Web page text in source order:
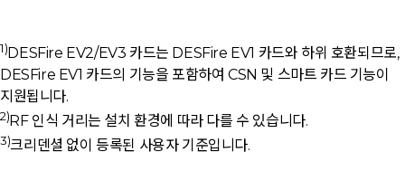
1)DESFire EV2/EV3 카드는 DESFire EV1 카드와 하위 호환되므로,
DESFire EV1 카드의 기능을 포함하여 CSN 및 스마트 카드 기능이
지원됩니다.
2)RF 인식 거리는 설치 환경에 따라 다를 수 있습니다.
3)크리덴셜 없이 등록된 사용자 기준입니다.